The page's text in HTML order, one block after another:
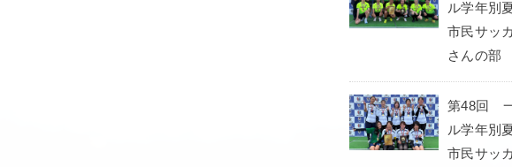
ル学年
市民サッ
さんの部
第48回
ル学年
市民サッ